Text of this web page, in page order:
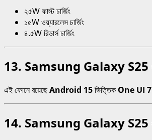
২৫W ফাস্ট চার্জিং
১৫W ওয়্যারলেস চার্জিং
৪.৫W রিভার্স চার্জিং
13. Samsung Galaxy S25
এই ফোনে রয়েছেAndroid 15ভিত্তিক One UI 7
14. Samsung Galaxy S25 এ